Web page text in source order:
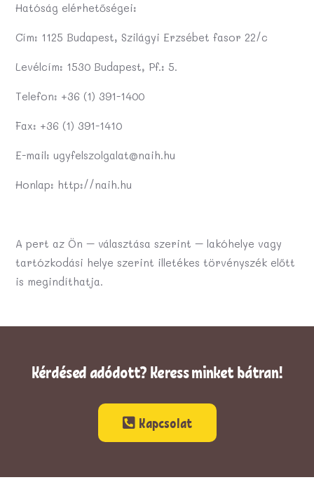
Hatóság elérhetőségei:
Cím: 1125 Budapest, Szilágyi Erzsébet fasor 22/c
Levélcím: 1530 Budapest, Pf.: 5.
Telefon: +36 (1) 391-1400
Fax: +36 (1) 391-1410
E-mail: ugyfelszolgalat@naih.hu
Honlap: http://naih.hu
A pert az Ön – választása szerint – lakóhelye vagy
tartózkodási helye szerint illetékes törvényszék előtt
is megindíthatja.
Kérdésed adódott? Keress minket bátran!
Kapcsolat